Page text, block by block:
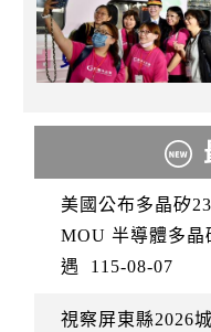
美國公布多晶矽
MOU 半導體多晶
遇
115-08-07
視察屏東縣2026